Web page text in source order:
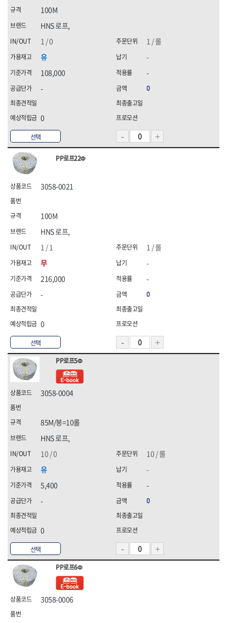
선택
HNS 로프,
1 / 롤
유
108,000
-
0
100M
1 / 0
-
-
0
선택
PP로프22Φ
3058-0021
HNS 로프,
1 / 롤
무
216,000
-
0
100M
1 / 1
-
-
0
선택
PP로프5Φ
3058-0004
HNS 로프,
10 / 롤
유
5,400
-
0
85M/봉=10롤
10 / 0
-
-
0
PP로프6Φ
3058-0006